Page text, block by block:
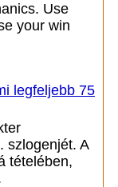
Use
your win
legfeljebb 75
szlogenjét. A
tételében,